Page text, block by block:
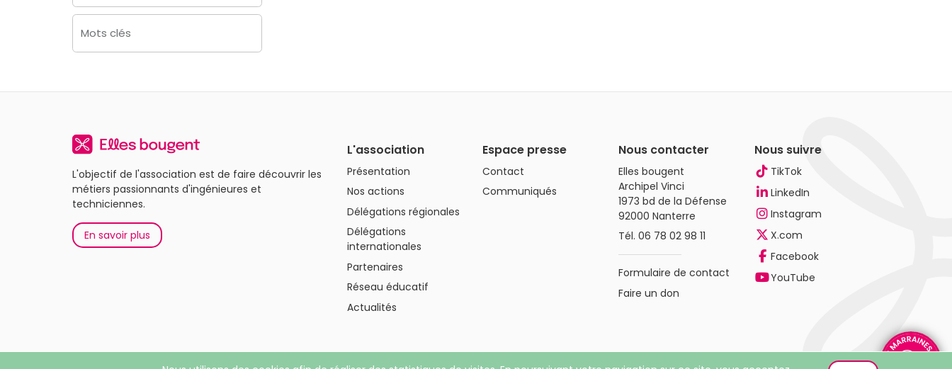
Mots clés
L'objectif de l'association est de faire découvrir les
métiers passionnants d'ingénieures et
techniciennes.
En savoir plus
L'association
Présentation
Nos actions
Délégations régionales
Délégations
internationales
Partenaires
Réseau éducatif
Actualités
Espace presse
Contact
Communiqués
Nous contacter
Elles bougent
Archipel Vinci
1973 bd de la Défense
92000 Nanterre
Tél.06 78 02 98 11
Formulaire de contact
Faire un don
Nous suivre
TikTok
LinkedIn
Instagram
X.com
Facebook
YouTube